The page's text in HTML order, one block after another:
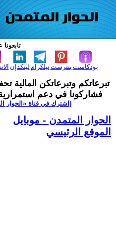
لينكدإن تيلكرامبنترست بودكاست
تبرعاتكم وتبرعاتكن المالية
فشاركونا في دعم
[اشترك في قناة ‫«الحوار
الحوار المتمدن - موبايل
الموقع الرئيسي